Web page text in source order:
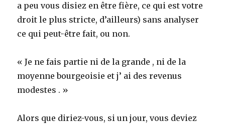
a peu vous disiez en être fière, ce qui est votre
droit le plus stricte, d’ailleurs) sans analyser
ce qui peut-être fait, ou non.
« Je ne fais partie ni de la grande , ni de la
moyenne bourgeoisie et j’ ai des revenus
modestes . »
Alors que diriez-vous, si un jour, vous deviez